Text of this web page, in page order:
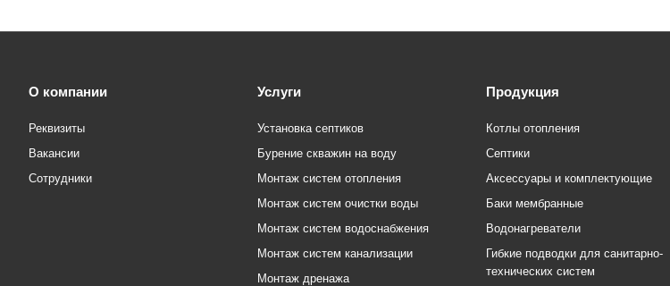
О компании
Реквизиты
Вакансии
Сотрудники
Услуги
Установка септиков
Бурение скважин на воду
Монтаж систем отопления
Монтаж систем очистки воды
Монтаж систем водоснабжения
Монтаж систем канализации
Монтаж дренажа
Продукция
Котлы отопления
Септики
Аксессуары и комплектующие
Баки мембранные
Водонагреватели
Гибкие подводки для санитарно-
технических систем